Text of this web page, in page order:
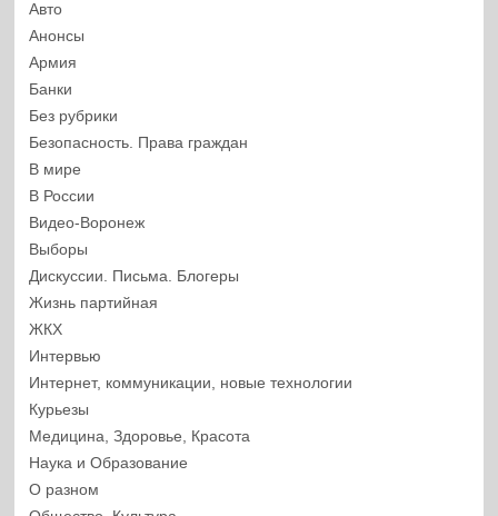
Авто
Анонсы
Армия
Банки
Без рубрики
Безопасность. Права граждан
В мире
В России
Видео-Воронеж
Выборы
Дискуссии. Письма. Блогеры
Жизнь партийная
ЖКХ
Интервью
Интернет, коммуникации, новые технологии
Курьезы
Медицина, Здоровье, Красота
Наука и Образование
О разном